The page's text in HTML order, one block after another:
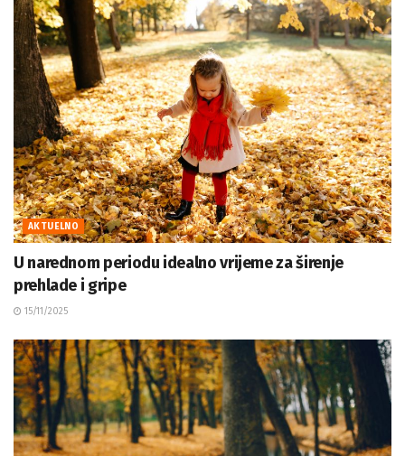
AKTUELNO
U narednom periodu idealno vrijeme za širenje
prehlade i gripe
15/11/2025